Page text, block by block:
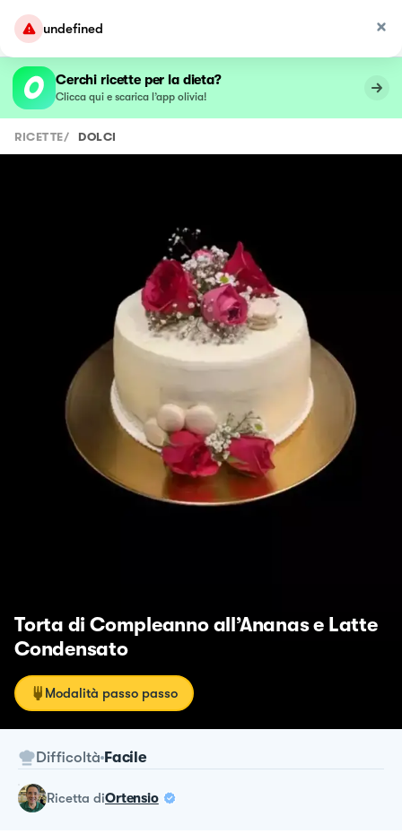
undefined
Cerchi ricette per la dieta?
Clicca qui e scarica l’app olivia!
RICETTE/ DOLCI
Torta di Compleanno all’Ananas e Latte
Condensato
Modalità passo passo
Difficoltà Facile
ricetta diOrtensio